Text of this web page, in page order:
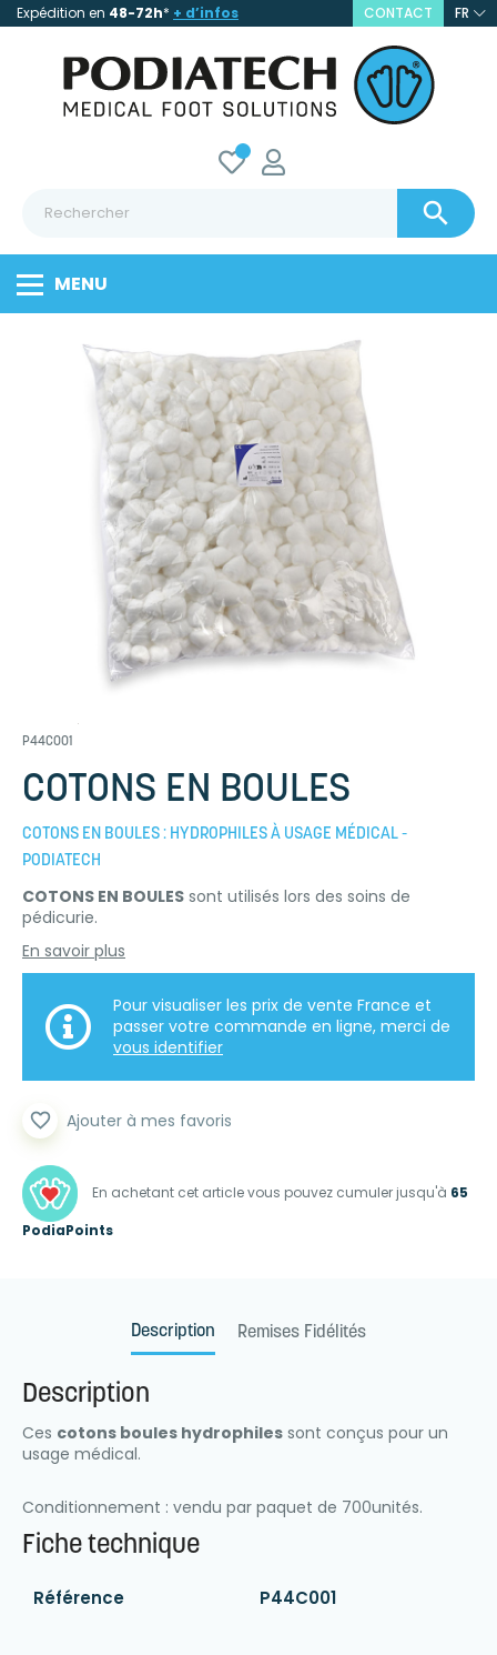
Expédition en 48-72h* + d’infos CONTACT FR

MENU
P44C001
COTONS EN BOULES
COTONS EN BOULES : HYDROPHILES À USAGE MÉDICAL -
PODIATECH
COTONS EN BOULES sont utilisés lors des soins de
pédicurie.
En savoir plus
Pour visualiser les prix de vente France et
passer votre commande en ligne, merci de
vous identifier
En achetant cet article vous pouvez cumuler jusqu'à 65
PodiaPoints
favorite_border Ajouter à mes favoris
Description Remises Fidélités
Description
Ces cotons boules hydrophiles sont conçus pour un
usage médical.
Conditionnement : vendu par paquet de 700unités.
Fiche technique
Référence P44C001